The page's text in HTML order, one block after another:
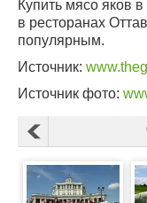
Купить мясо яков
в ресторанах
популярным.
Источник:
Источник фото: